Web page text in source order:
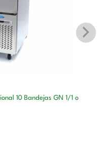
10 Bandejas GN 1/1 o